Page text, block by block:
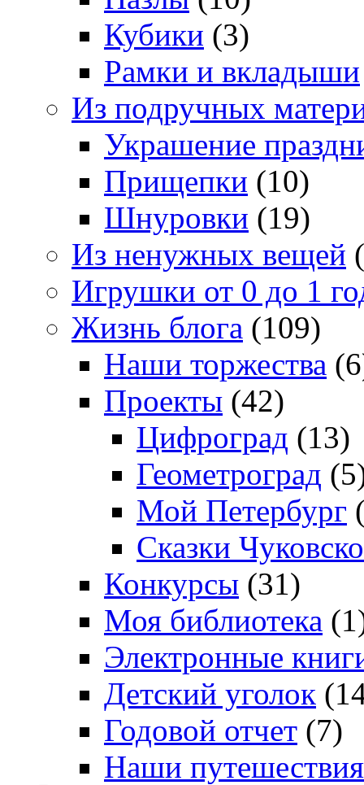
Кубики (3)
Рамки и вкладыши
Из подручных
Украшение
Прищепки (10)
Шнуровки (19)
Из ненужных вещей
Игрушки от 0 до 1
Жизнь блога (109)
Наши торжества
Проекты (42)
Цифроград (13)
Геометроград
Мой Петербург
Сказки
Конкурсы (31)
Моя библиотека
Электронные
Детский уголок
Годовой отчет (7)
Наши путешествия